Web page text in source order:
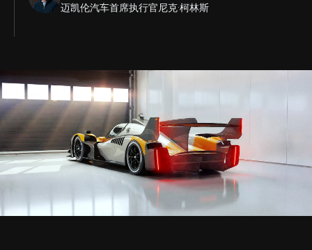
迈凯伦汽车首席执行官尼克·柯林斯